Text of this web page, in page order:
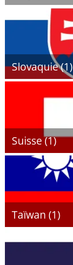
Slovaquie (1)
Suisse (1)
Taïwan (1)